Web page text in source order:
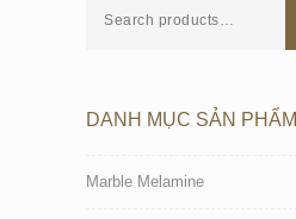
DANH MỤC SẢN PHẨM
Marble Melamine